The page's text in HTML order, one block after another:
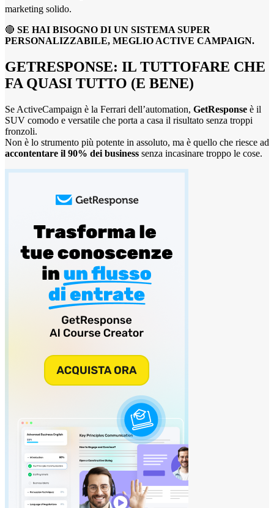
marketing solido.
🔴 SE HAI BISOGNO DI UN SISTEMA SUPER
PERSONALIZZABILE, MEGLIO ACTIVE CAMPAIGN.
GETRESPONSE: IL TUTTOFARE CHE
FA QUASI TUTTO (E BENE)
Se ActiveCampaign è la Ferrari dell’automation, GetResponse è il
SUV comodo e versatile che porta a casa il risultato senza troppi
fronzoli.
Non è lo strumento più potente in assoluto, ma è quello che riesce ad
accontentare il 90% dei business senza incasinare troppo le cose.